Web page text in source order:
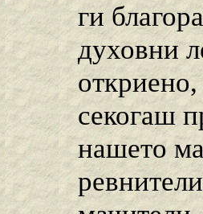
ги
духовни
откриено,
секогаш
нашето